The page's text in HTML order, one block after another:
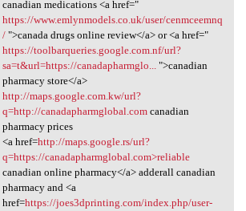
medications <a href=
canadian medications <a href="
https://www.emlynmodels.co.uk/user/cenmceemnq
/">canada drugs online review</a> or <a href="
https://toolbarqueries.google.com.nf/url?
sa=t&url=https://canadapharmglo...">canadian
pharmacy store</a>
http://maps.google.com.kw/url?
q=http://canadapharmglobal.comcanadian
pharmacy prices
<a href=http://maps.google.rs/url?
q=https://canadapharmglobal.com>reliable
canadian online pharmacy</a> adderall canadian
pharmacy and <a
href=https://joes3dprinting.com/index.php/user-